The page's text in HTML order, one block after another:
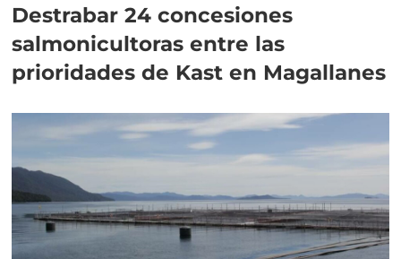
Destrabar 24 concesiones
salmonicultoras entre las
prioridades de Kast en Magallanes